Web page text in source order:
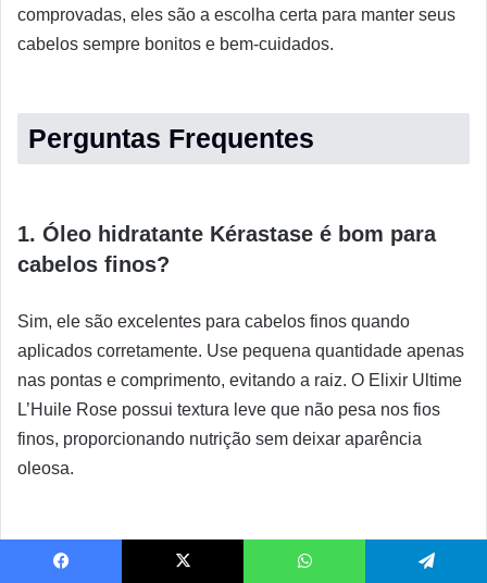
comprovadas, eles são a escolha certa para manter seus
cabelos sempre bonitos e bem-cuidados.
Perguntas Frequentes
1. Óleo hidratante Kérastase é bom para
cabelos finos?
Sim, ele são excelentes para cabelos finos quando
aplicados corretamente. Use pequena quantidade apenas
nas pontas e comprimento, evitando a raiz. O Elixir Ultime
L’Huile Rose possui textura leve que não pesa nos fios
finos, proporcionando nutrição sem deixar aparência
oleosa.
2. Quanto tempo dura um frasco de óleo